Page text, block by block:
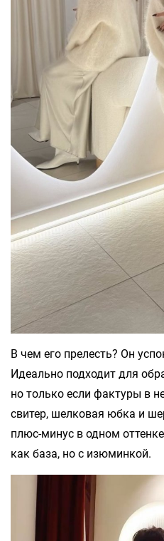
В чем его прелесть? Он
Идеально подходит для
но только если фактуры в
свитер, шелковая юбка и
плюс-минус в одном
как база, но с изюминкой.